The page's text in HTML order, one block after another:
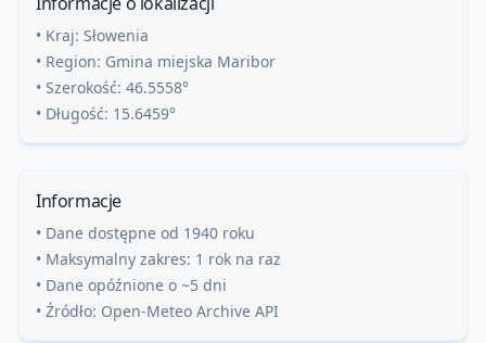
• Kraj: Słowenia
• Region: Gmina miejska Maribor
• Szerokość: 46.5558°
• Długość: 15.6459°
Informacje
• Dane dostępne od 1940 roku
• Maksymalny zakres: 1 rok na raz
• Dane opóźnione o ~5 dni
• Źródło: Open-Meteo Archive API